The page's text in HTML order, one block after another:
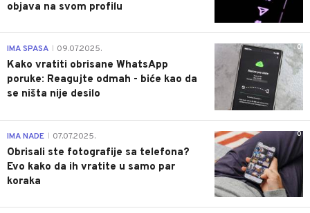
objava na svom profilu
0
IMA SPASA 09.07.2025.
Kako vratiti obrisane WhatsApp
poruke: Reagujte odmah - biće kao da
se ništa nije desilo
0
IMA NADE 07.07.2025.
Obrisali ste fotografije sa telefona?
Evo kako da ih vratite u samo par
koraka